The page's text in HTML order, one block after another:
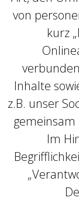
von
kurz
Inhalte
z.B. unser
gemeinsam
Im